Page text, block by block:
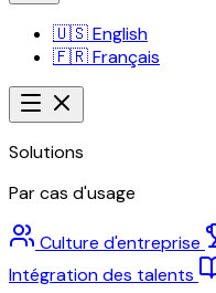
🇺🇸English
🇫🇷Français
Solutions
Par cas d'usage
Culture d'entreprise
Intégration des talents